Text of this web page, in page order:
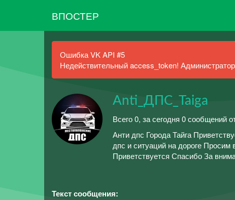
ВПОСТЕР
Ошибка VK API #5
Недействительный access_token!
Anti_ДПС_Taiga
Всего 0, за сегодня 0 сообщений
Анти дпс Города Тайга
дпс и ситуаций на дороге
Приветствуется Спасибо За
Текст сообщения: